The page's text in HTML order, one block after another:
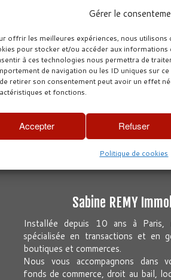
Gérer le
offrir les meilleures expériences, nous utilisons
pour stocker et/ou accéder aux informations
à ces technologies nous permettra de
de navigation ou les ID uniques sur
retirer son consentement peut avoir un effet
et fonctions.
Accepter Refuser
Politique de cookies
exigées par la loi et
forcée.
authentique
2016 Lexique 28
Sabine REMY
Installée depuis 10 ans à Paris,
spécialisée en transactions et en
boutiques et commerces.
Nous vous accompagnons dans
fonds de commerce, droit au bail,